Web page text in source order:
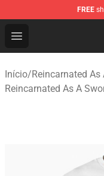
FREE
Open menu
Reincarnated
Início/Reincarnated As
Reincarnated As A